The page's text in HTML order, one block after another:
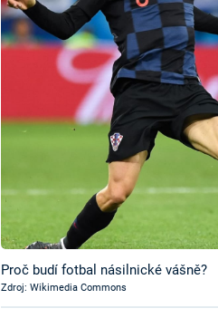
Proč budí fotbal násilnické vášně?
Zdroj: Wikimedia Commons